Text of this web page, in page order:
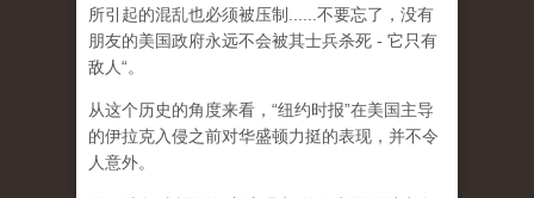
所引起的混乱也必须被压制......不要忘了，没有
朋友的美国政府永远不会被其士兵杀死 - 它只有
敌人“。
从这个历史的角度来看，“纽约时报”在美国主导
的伊拉克入侵之前对华盛顿力挺的表现，并不令
人意外。